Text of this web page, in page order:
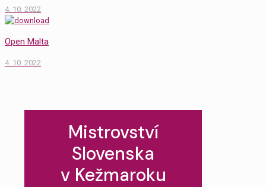
4. 10. 2022
Open Malta
4. 10. 2022
Mistrovství
Slovenska
v Kežmaroku